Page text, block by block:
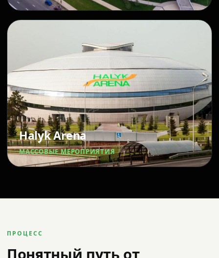
Halyk Arena
МАССОВЫЕ МЕРОПРИЯТИЯ
ПРОЦЕСС
Понятный путь от